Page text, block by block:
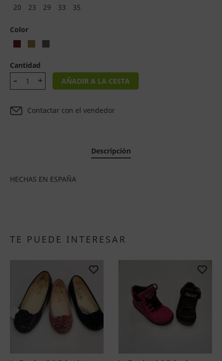
20
23 29 33 35
Color
Cantidad
AÑADIR A LA CESTA
Contactar con el vendedor
Descripción
HECHAS EN ESPAÑA
TE PUEDE INTERESAR